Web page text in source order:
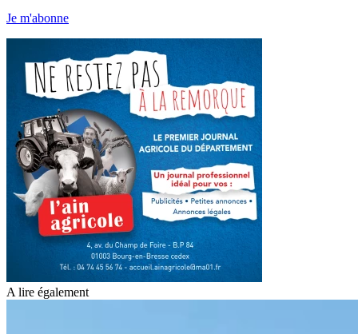
Je m'abonne
A lire également